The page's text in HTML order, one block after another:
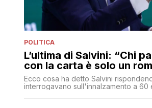
POLITICA
L’ultima di Salvini: “Chi
con la carta è solo un
Ecco cosa ha detto Salvini
interrogavano sull'innalzamento a 60